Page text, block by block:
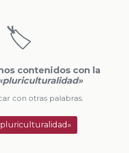
🏷️
contenidos con la
con otras palabras.